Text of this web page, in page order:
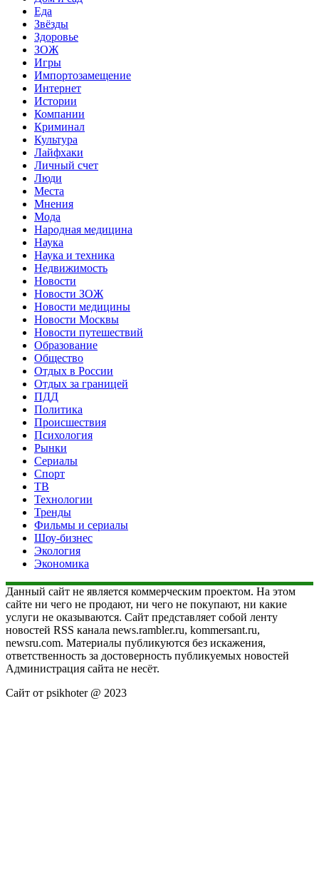
Еда
Звёзды
Здоровье
ЗОЖ
Игры
Импортозамещение
Интернет
Истории
Компании
Криминал
Культура
Лайфхаки
Личный счет
Люди
Места
Мнения
Мода
Народная медицина
Наука
Наука и техника
Недвижимость
Новости
Новости ЗОЖ
Новости медицины
Новости Москвы
Новости путешествий
Образование
Общество
Отдых в России
Отдых за границей
ПДД
Политика
Происшествия
Психология
Рынки
Сериалы
Спорт
ТВ
Технологии
Тренды
Фильмы и сериалы
Шоу-бизнес
Экология
Экономика
Данный сайт не является коммерческим проектом. На этом
сайте ни чего не продают, ни чего не покупают, ни какие
услуги не оказываются. Сайт представляет собой ленту
новостей RSS канала news.rambler.ru, kommersant.ru,
newsru.com. Материалы публикуются без искажения,
ответственность за достоверность публикуемых новостей
Администрация сайта не несёт.
Сайт от psikhoter @ 2023